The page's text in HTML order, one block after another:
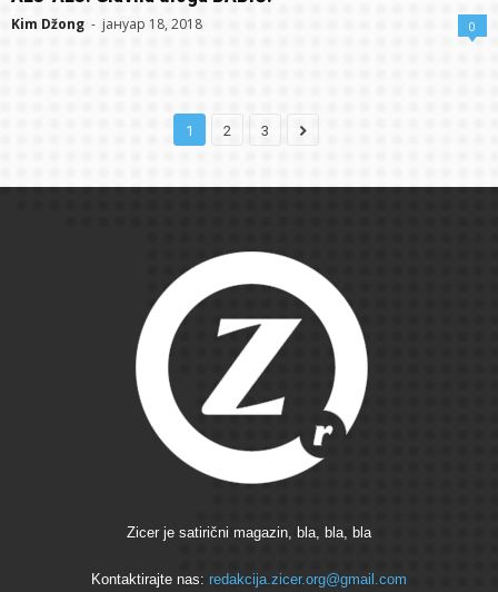
Kim Džong - јануар 18, 2018 0
1 2 3
Zicer je satirični magazin, bla, bla, bla
Kontaktirajte nas: redakcija.zicer.org@gmail.com